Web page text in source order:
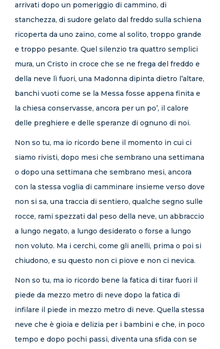
arrivati dopo un pomeriggio di cammino, di
stanchezza, di sudore gelato dal freddo sulla schiena
ricoperta da uno zaino, come al solito, troppo grande
e troppo pesante. Quel silenzio tra quattro semplici
mura, un Cristo in croce che se ne frega del freddo e
della neve lì fuori, una Madonna dipinta dietro l’altare,
banchi vuoti come se la Messa fosse appena finita e
la chiesa conservasse, ancora per un po’, il calore
delle preghiere e delle speranze di ognuno di noi.
Non so tu, ma io ricordo bene il momento in cui ci
siamo rivisti, dopo mesi che sembrano una settimana
o dopo una settimana che sembrano mesi, ancora
con la stessa voglia di camminare insieme verso dove
non si sa, una traccia di sentiero, qualche segno sulle
rocce, rami spezzati dal peso della neve, un abbraccio
a lungo negato, a lungo desiderato o forse a lungo
non voluto. Ma i cerchi, come gli anelli, prima o poi si
chiudono, e su questo non ci piove e non ci nevica.
Non so tu, ma io ricordo bene la fatica di tirar fuori il
piede da mezzo metro di neve dopo la fatica di
infilare il piede in mezzo metro di neve. Quella stessa
neve che è gioia e delizia per i bambini e che, in poco
tempo e dopo pochi passi, diventa una sfida con se